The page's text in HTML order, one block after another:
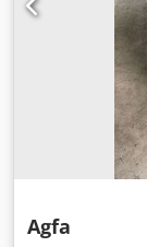
Agfa